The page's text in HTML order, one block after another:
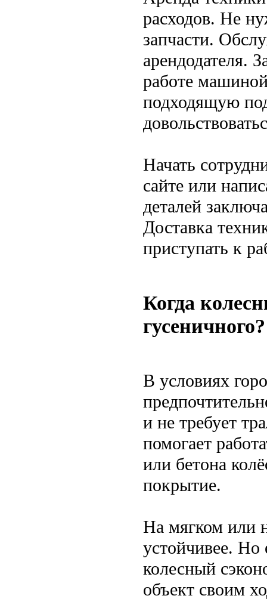
расходов. Не
запчасти.
арендодателя.
работе
подходящую
Начать
сайте или
деталей
Доставка
приступать к
Когда
гусеничного?
В условиях
и не требует
помогает
или бетона
покрытие.
На мягком или
устойчивее. Но
колесный
объект своим